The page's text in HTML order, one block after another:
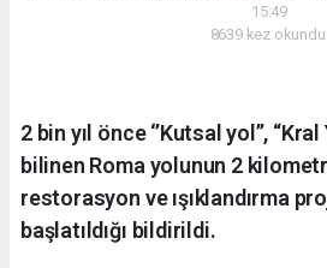
15:49
8639 kez okundu.
2 bin yıl önce ‘’Kutsal yol’’,
bilinen Roma yolunun 2
restorasyon ve ışıklandırma
başlatıldığı bildirildi.